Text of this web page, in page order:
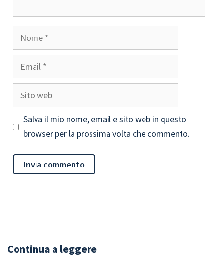
Nome
Email
Sito
web
Salva il mio nome, email e sito web in questo
browser per la prossima volta che commento.
Continua a leggere